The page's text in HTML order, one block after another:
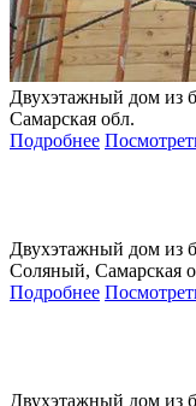
Двухэтажный дом из
Самарская обл.
Подробнее
Двухэтажный дом из
Соляный, Самарская
Подробнее
Двухэтажный дом из